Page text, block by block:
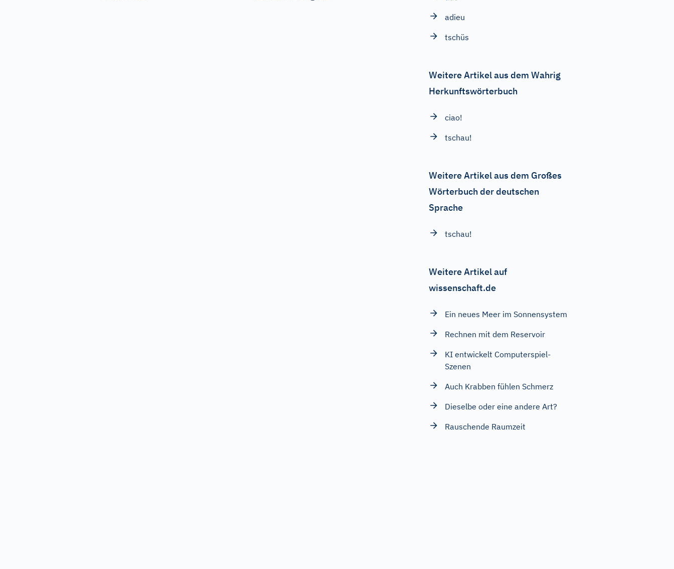
adieu
tschüs
Weitere Artikel aus dem Wahrig
Herkunftswörterbuch
ciao!
tschau!
Weitere Artikel aus dem Großes
Wörterbuch der deutschen
Sprache
tschau!
Weitere Artikel auf
wissenschaft.de
Ein neues Meer im Sonnensystem
Rechnen mit dem Reservoir
KI entwickelt Computerspiel-
Szenen
Auch Krabben fühlen Schmerz
Dieselbe oder eine andere Art?
Rauschende Raumzeit